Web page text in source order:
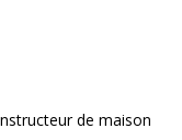
de maison